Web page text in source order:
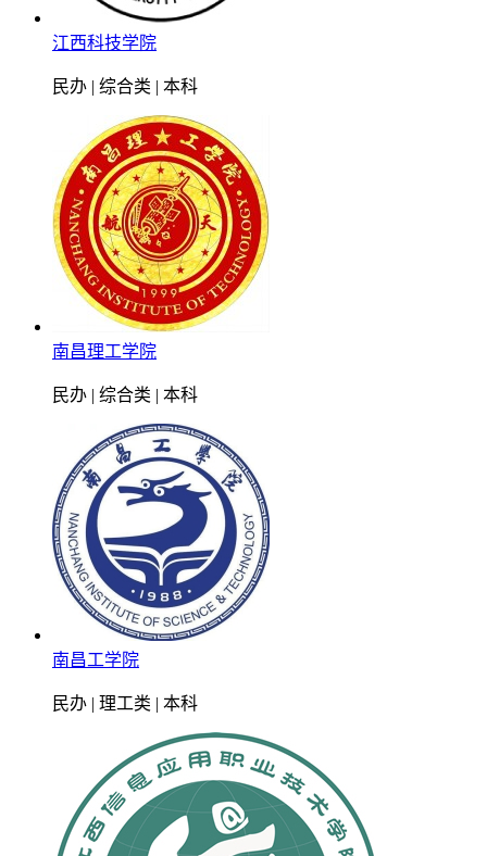
江西科技学院
民办 | 综合类 | 本科
南昌理工学院
民办 | 综合类 | 本科
南昌工学院
民办 | 理工类 | 本科